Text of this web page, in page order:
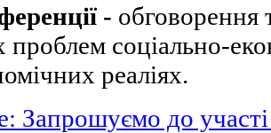
- обговорення
проблем соціально-
реаліях.
Запрошуємо до